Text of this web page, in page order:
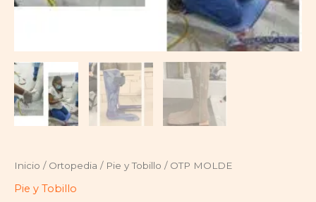
Inicio / Ortopedia / Pie y Tobillo / OTP MOLDE
Pie y Tobillo